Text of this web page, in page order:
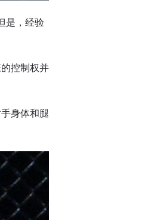
是，经验
控制权并
身体和腿
阅这些信息。